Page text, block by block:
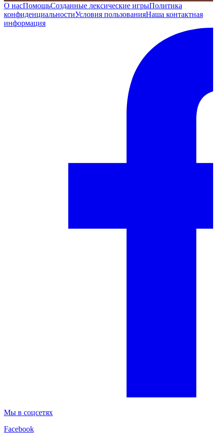
О насПомощьСозданные лексические игрыПолитика
конфиденциальностиУсловия пользованияНаша контактная
информация
Мы в соцсетях
Facebook